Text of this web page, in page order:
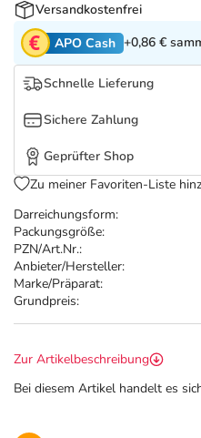
Tierapotheke
Vitamine & Mineralstoffe
Marken
Salus Deals
Darreichungsform:
Packungsgröße:
PZN/Art.Nr.:
Anbieter/Hersteller:
Marke/Präparat:
Grundpreis:
Versandkostenfrei
APO Cash +0,86 €
Schnelle Lieferung
Sichere Zahlung
Geprüfter Shop
Zu meiner Favoriten-Liste
Zur Artikelbeschreibung
Bei diesem Artikel handelt es